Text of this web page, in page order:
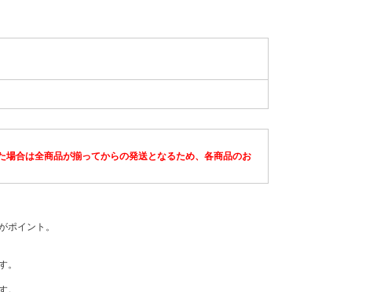
合は全商品が揃ってからの発送となるため、各商品のお
ポイント。
。